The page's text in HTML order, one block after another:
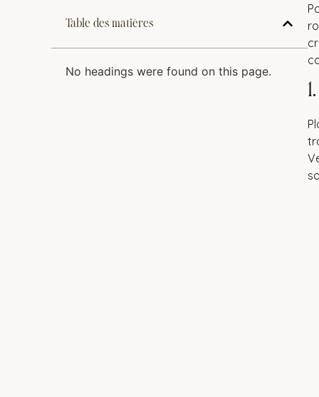
Table des matières
No headings were found on this page.